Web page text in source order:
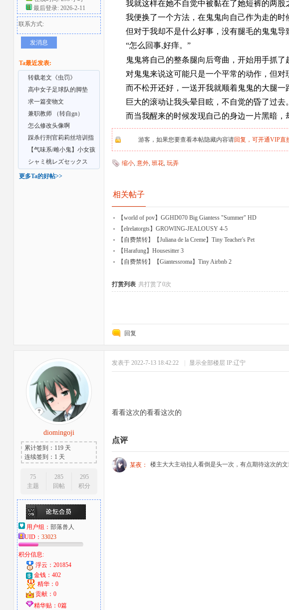
好
最后登录: 2026-2-11
联系方式:
发消息
Ta最近发表:
转载老文《虫罚》
高中女子足球队的脚垫
（转自gn）
求一篇变物文
兼职教师 （转自gn）
怎么修改头像啊
踩杀行刑官莉莉丝培训指
南（转自gn）
【气味系/雌小鬼】小女孩
的吸臭小人（转自g
シャミ桃レズセックス
&#12316;巨大支配契
更多Ta的好帖>>
我就这样在她不自觉中被黏在了她短裤的两
我便换了一个方法，在鬼鬼向自己作为走的
但对于我却不是什么好事，没有腿毛的鬼鬼
“怎么回事,好痒。”
鬼鬼将自己的整条腿向后弯曲，开始用手抓了
对鬼鬼来说这可能只是一个平常的动作，但
而不松开还好，一送开我就顺着鬼鬼的大腿一
巨大的滚动让我头晕目眩，不自觉的昏了过去。
而当我醒来的时候发现自己的身边一片黑暗
游客，如果您要查看本帖隐藏内容请回复，可开通VIP直
缩小, 意外, 班花, 玩弄
相关帖子
【world of pov】GGHD070 Big Giantess "Summer" HD
【elrelatorgts】GROWING-JEALOUSY 4-5
【自费禁转】【Juliana de la Creme】Tiny Teacher's Pet
【Harafung】Housesitter 3
【自费禁转】【Giantessroma】Tiny Airbnb 2
打赏列表 共打赏了0次
回复
diomingoji
累计签到：119 天
连续签到：1 天
75
主题
285
回帖
295
积分
用户组： 部落兽人
UID： 33023
积分信息:
浮云：201854
金钱：402
精华：0
贡献：0
精华贴：0篇
发表于 2022-7-13 18:42:22 显示全部楼层 IP:辽宁
看看这次的看看这次的
点评
某夜： 楼主大大主动拉人看倒是头一次，有点期待这次的文